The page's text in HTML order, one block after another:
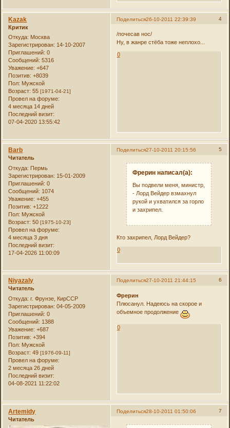
Поделиться 4
26-10-2011 22:39:39
Kazak
Критик
Откуда: Москва
Зарегистрирован: 14-10-2007
Приглашений: 0
Сообщений: 5316
Уважение: +647
Позитив: +8039
Пол: Мужской
Возраст: 55[1971-04-21]
Провел на форуме:
4 месяца 14 дней
Последний визит:
07-04-2020 13:55:42
/почесав нос/
Ну, в жанре стёба тоже неплохо...
0
Поделиться 5
27-10-2011 20:15:56
Barb
Читатель
Откуда: Пермь
Зарегистрирован: 15-01-2009
Приглашений: 0
Сообщений: 1074
Уважение: +455
Позитив: +1222
Пол: Мужской
Возраст: 50[1975-10-23]
Провел на форуме:
4 месяца 3 дня
Последний визит:
17-04-2026 11:00:09
Фрерин написал(а):
Вы подвели меня, министр,
- Лорд Вейдер взмахнул
рукой и ухватился за горло
и захрипел.
Кто захрипел, Лорд Вейдер?
0
Поделиться 6
27-10-2011 21:44:15
Niyazaly
Читатель
Откуда: г. Фрунзе, КирССР
Зарегистрирован: 04-05-2009
Приглашений: 0
Сообщений: 1388
Уважение: +687
Позитив: +394
Пол: Мужской
Возраст: 49[1976-09-11]
Провел на форуме:
2 месяца 26 дней
Последний визит:
04-08-2021 11:22:02
Фрерин
Плюсанул. Надеюсь на скорое и
объемное продолжение
0
Поделиться 7
28-10-2011 01:50:06
Artemidy
Читатель